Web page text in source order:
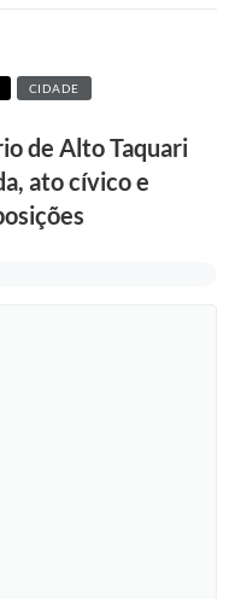
CIDADE
de Alto Taquari
ato cívico e